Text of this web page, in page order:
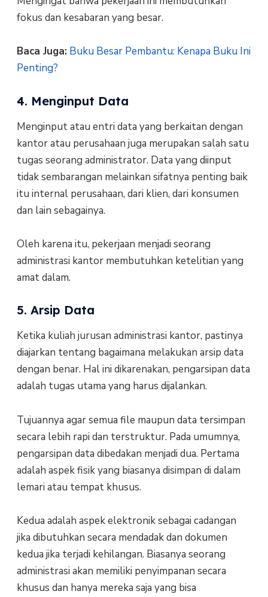
fokus dan kesabaran yang besar.
Baca Juga:Buku Besar Pembantu: Kenapa Buku Ini
Penting?
4. Menginput Data
Menginput atau entri data yang berkaitan dengan
kantor atau perusahaan juga merupakan salah satu
tugas seorang administrator. Data yang diinput
tidak sembarangan melainkan sifatnya penting baik
itu internal perusahaan, dari klien, dari konsumen
dan lain sebagainya.
Oleh karena itu, pekerjaan menjadi seorang
administrasi kantor membutuhkan ketelitian yang
amat dalam.
5. Arsip Data
Ketika kuliah jurusan administrasi kantor, pastinya
diajarkan tentang bagaimana melakukan arsip data
dengan benar. Hal ini dikarenakan, pengarsipan data
adalah tugas utama yang harus dijalankan.
Tujuannya agar semua file maupun data tersimpan
secara lebih rapi dan terstruktur. Pada umumnya,
pengarsipan data dibedakan menjadi dua. Pertama
adalah aspek fisik yang biasanya disimpan di dalam
lemari atau tempat khusus.
Kedua adalah aspek elektronik sebagai cadangan
jika dibutuhkan secara mendadak dan dokumen
kedua jika terjadi kehilangan. Biasanya seorang
administrasi akan memiliki penyimpanan secara
khusus dan hanya mereka saja yang bisa